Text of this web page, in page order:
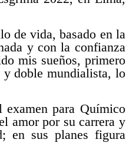
de vida, basado en la
y con la confianza
mis sueños, primero
y doble mundialista, lo
examen para Químico
amor por su carrera y
en sus planes figura